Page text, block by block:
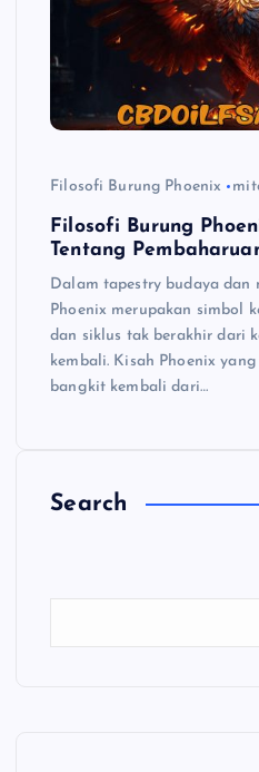
Filosofi Burung Phoenix
Filosofi Burung
Tentang
Dalam tapestry budaya
Phoenix merupakan simbol
dan siklus tak berakhir dari
kembali. Kisah Phoenix
bangkit kembali dari…
Search